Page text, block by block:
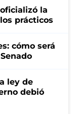
la
prácticos
cómo será
ley de
debió